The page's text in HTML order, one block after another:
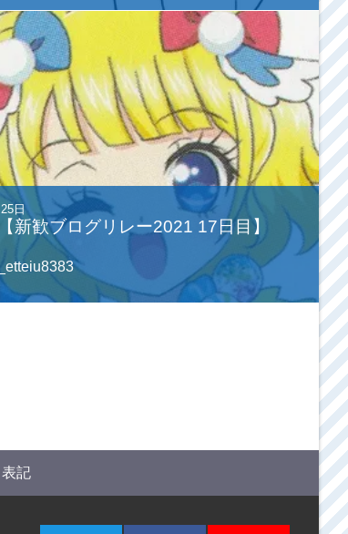
日
新歓ブログリレー2021 17日目】
記